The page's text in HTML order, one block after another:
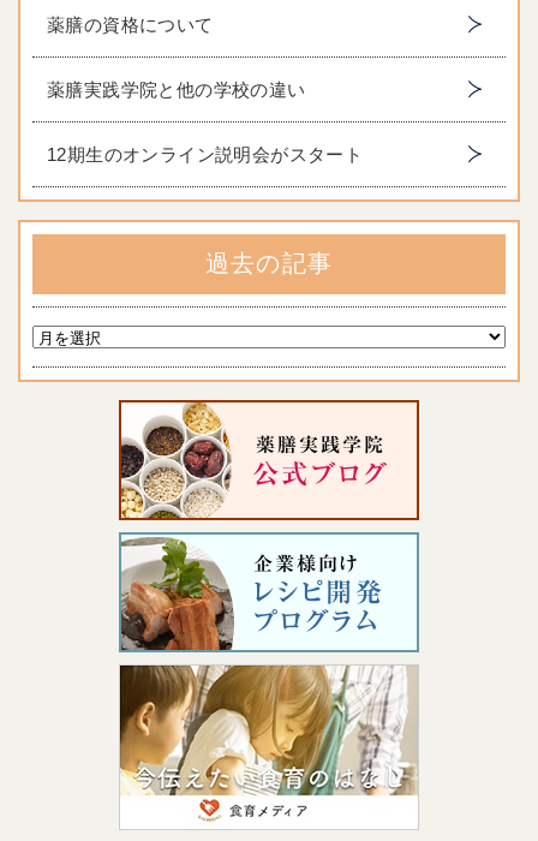
薬膳の資格について
薬膳実践学院と他の学校の違い
12期生のオンライン説明会がスタート
過去の記事